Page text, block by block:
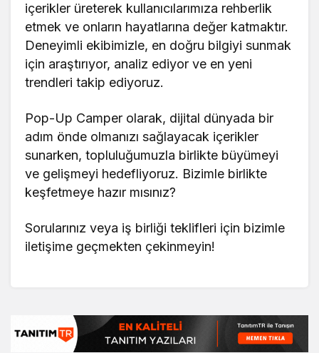
içerikler üreterek kullanıcılarımıza rehberlik
etmek ve onların hayatlarına değer katmaktır.
Deneyimli ekibimizle, en doğru bilgiyi sunmak
için araştırıyor, analiz ediyor ve en yeni
trendleri takip ediyoruz.
Pop-Up Camper olarak, dijital dünyada bir
adım önde olmanızı sağlayacak içerikler
sunarken, topluluğumuzla birlikte büyümeyi
ve gelişmeyi hedefliyoruz. Bizimle birlikte
keşfetmeye hazır mısınız?
Sorularınız veya iş birliği teklifleri için bizimle
iletişime geçmekten çekinmeyin!